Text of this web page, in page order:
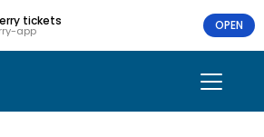
tickets
app OPEN